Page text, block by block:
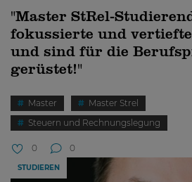
"Master StRel-
fokussierte und
und sind für die
gerüstet!"
Master
Master Strel
Steuern und Rechnungslegung
0 0
STUDIEREN